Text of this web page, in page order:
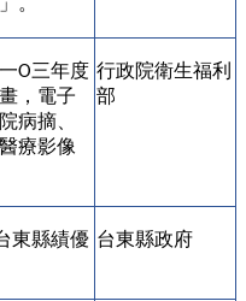
O三年度
，電子
病摘、
療影像
行政院衛生福利
部
東縣績優 台東縣政府